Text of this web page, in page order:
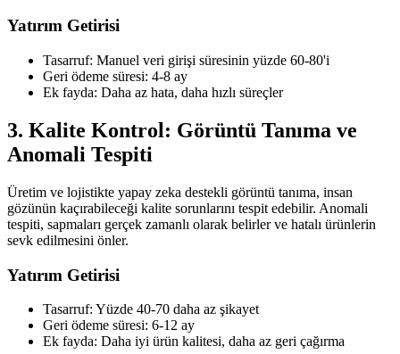
Yatırım Getirisi
Tasarruf: Manuel veri girişi süresinin yüzde 60-80'i
Geri ödeme süresi: 4-8 ay
Ek fayda: Daha az hata, daha hızlı süreçler
3. Kalite Kontrol: Görüntü Tanıma ve
Anomali Tespiti
Üretim ve lojistikte yapay zeka destekli görüntü tanıma, insan
gözünün kaçırabileceği kalite sorunlarını tespit edebilir. Anomali
tespiti, sapmaları gerçek zamanlı olarak belirler ve hatalı ürünlerin
sevk edilmesini önler.
Yatırım Getirisi
Tasarruf: Yüzde 40-70 daha az şikayet
Geri ödeme süresi: 6-12 ay
Ek fayda: Daha iyi ürün kalitesi, daha az geri çağırma